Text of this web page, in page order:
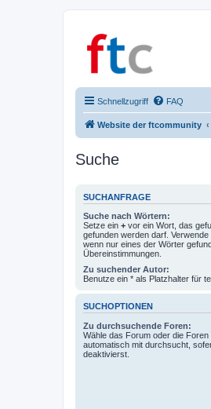
Schnellzugriff FAQ
Website der ftcommunity
Suche
SUCHANFRAGE
Suche nach Wörtern:
Setze ein + vor ein Wort, das
gefunden werden darf.
wenn nur eines der Wörter
Übereinstimmungen.
Zu suchender Autor:
Benutze ein * als Platzhalter für
SUCHOPTIONEN
Zu durchsuchende Foren:
Wähle das Forum oder die
automatisch mit durchsucht,
deaktivierst.